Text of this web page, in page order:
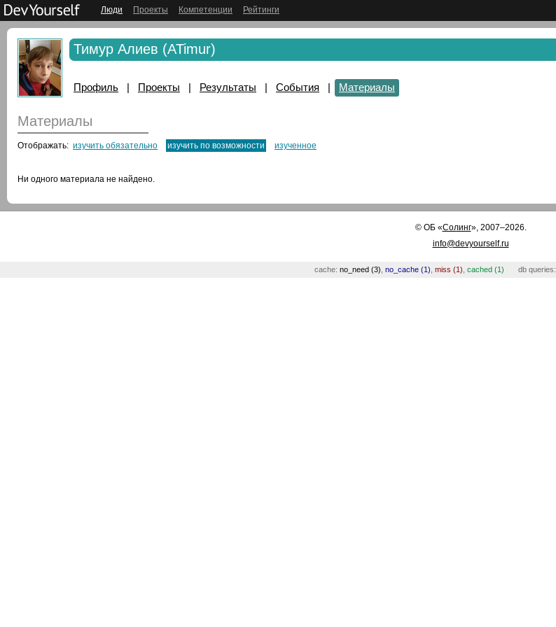
Люди Проекты Компетенции Рейтинги
Тимур Алиев (ATimur)
Профиль | Проекты | Результаты | События | Материалы
Материалы
Отображать: изучить обязательно изучить по возможности изученное
Ни одного материала не найдено.
©ОБ «Солинг», 2007–2026.
info@devyourself.ru
cache: no_need (3) no_cache (1) miss (1) cached (1) db queries: